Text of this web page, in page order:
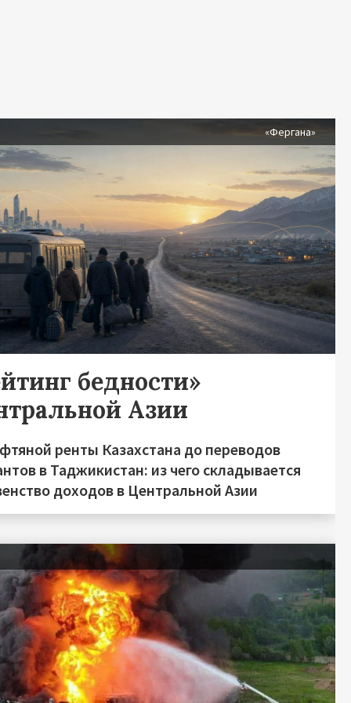
«Фергана»
бедности»
Азии
ренты Казахстана до переводов
в Таджикистан: из чего складывается
доходов в Центральной Азии